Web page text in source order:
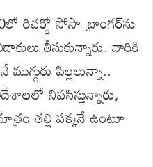
రిచర్డో సోసా బ్రాంగర్‌ను
తీసుకున్నారు. వారికి
పిల్లలున్నా..
నివసిస్తున్నారు,
తల్లి పక్కనే ఉంటూ